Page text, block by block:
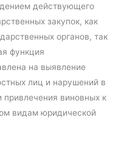
действующего
закупок, как
органов, так
функция
​​на выявление
лиц и нарушений в
привлечения виновных к
видам юридической